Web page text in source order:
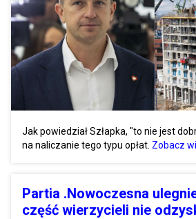
Jak powiedział Szłapka, "to nie jest
na naliczanie tego typu opłat. Zobacz
Partia .Nowoczesna
część wierzycieli nie